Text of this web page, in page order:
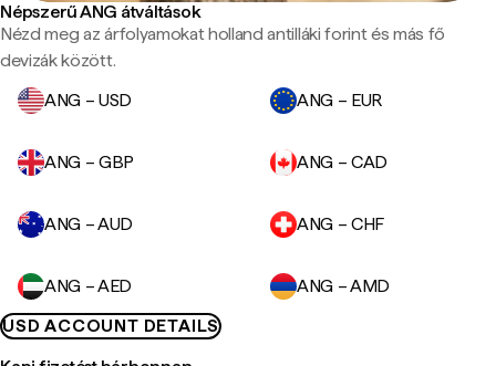
Népszerű ANG átváltások
Nézd meg az árfolyamokat holland antilláki forint és más fő
devizák között.
ANG – USD
ANG – EUR
ANG – GBP ANG – CAD
ANG – AUD ANG – CHF
ANG – AED
ANG – AMD
USD ACCOUNT DETAILS